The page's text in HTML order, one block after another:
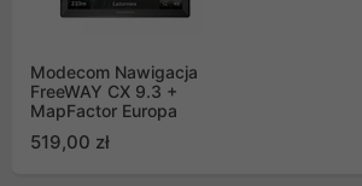
Modecom Nawigacja
FreeWAY CX 9.3 +
MapFactor Europa
519,00 zł